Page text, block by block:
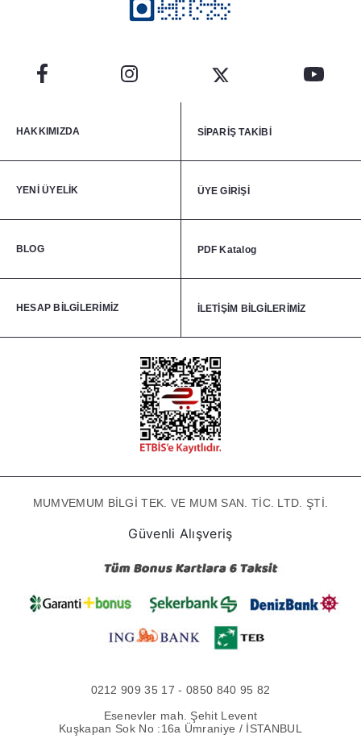
HAKKIMIZDA SİPARİŞ TAKİBİ
YENİ ÜYELİK ÜYE GİRİŞİ
BLOG PDF Katalog
HESAP BİLGİLERİMİZ İLETİŞİM BİLGİLERİMİZ
MUMVEMUM BİLGİ TEK. VE MUM SAN. TİC. LTD. ŞTİ.
Güvenli Alışveriş
0212 909 35 17 - 0850 840 95 82
Esenevler mah. Şehit Levent
Kuşkapan Sok No :16a Ümraniye / İSTANBUL